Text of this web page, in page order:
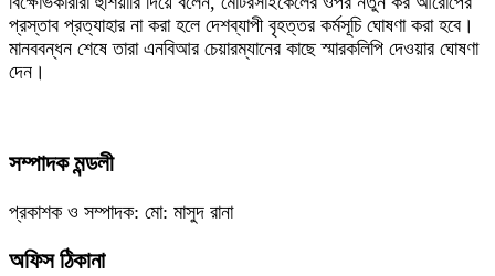
প্রস্তাব প্রত্যাহার না করা হলে দেশব্যাপী বৃহত্তর কর্মসূচি ঘোষণা করা হবে।
মানববন্ধন শেষে তারা এনবিআর চেয়ারম্যানের কাছে স্মারকলিপি দেওয়ার ঘোষণা
দেন।
সম্পাদক মন্ডলী
প্রকাশক ও সম্পাদক: মো: মাসুদ রানা
অফিস ঠিকানা